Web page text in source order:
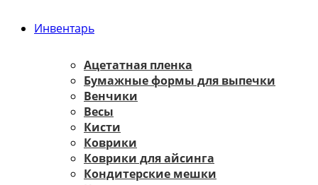
Инвентарь
Ацетатная пленка
Бумажные формы для выпечки
Венчики
Весы
Кисти
Коврики
Коврики для айсинга
Кондитерские мешки